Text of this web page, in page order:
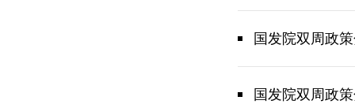
国发院双周政
国发院双周政